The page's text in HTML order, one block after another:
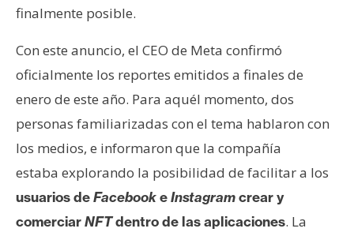
s
d
P
r
e
n
a
finalmente posible.
Con este anuncio, el CEO de Meta confirmó
oficialmente los reportes emitidos a finales de
enero de este año. Para aquél momento, dos
personas familiarizadas con el tema hablaron con
los medios, e informaron que la compañía
estaba explorando la posibilidad de facilitar a los
usuarios deFacebookeInstagramcrear y
comerciarNFTdentro de las aplicaciones. La